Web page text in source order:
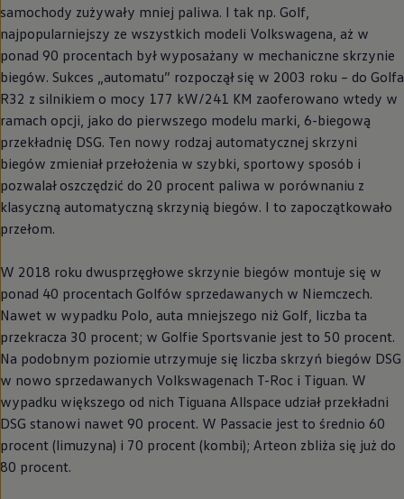
samochody zużywały mniej paliwa. I tak np. Golf,
najpopularniejszy ze wszystkich modeli Volkswagena, aż w
ponad 90 procentach był wyposażany w mechaniczne skrzynie
biegów. Sukces „automatu” rozpoczął się w 2003 roku – do Golfa
R32 z silnikiem o mocy 177 kW/241 KM zaoferowano wtedy w
ramach opcji, jako do pierwszego modelu marki, 6-biegową
przekładnię DSG. Ten nowy rodzaj automatycznej skrzyni
biegów zmieniał przełożenia w szybki, sportowy sposób i
pozwalał oszczędzić do 20 procent paliwa w porównaniu z
klasyczną automatyczną skrzynią biegów. I to zapoczątkowało
przełom.
W 2018 roku dwusprzęgłowe skrzynie biegów montuje się w
ponad 40 procentach Golfów sprzedawanych w Niemczech.
Nawet w wypadku Polo, auta mniejszego niż Golf, liczba ta
przekracza 30 procent; w Golfie Sportsvanie jest to 50 procent.
Na podobnym poziomie utrzymuje się liczba skrzyń biegów DSG
w nowo sprzedawanych Volkswagenach T-Roc i Tiguan. W
wypadku większego od nich Tiguana Allspace udział przekładni
DSG stanowi nawet 90 procent. W Passacie jest to średnio 60
procent (limuzyna) i 70 procent (kombi); Arteon zbliża się już do
80 procent.